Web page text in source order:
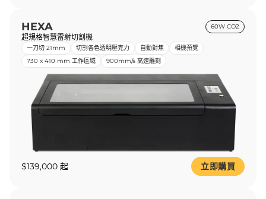
HEXA 60W CO2
超規格智慧雷射切割機
一刀切 21mm 切割各色透明壓克力 自動對焦
相機預覽
730 x 410 mm 工作區域
900mm/s 高速雕刻
$139,000 起 立即購買